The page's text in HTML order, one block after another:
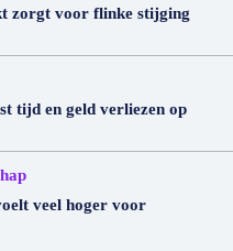
zorgt voor flinke stijging
tijd en geld verliezen op
veel hoger voor